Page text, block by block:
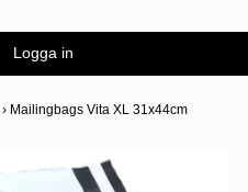
Logga in
› Mailingbags Vita XL 31x44cm